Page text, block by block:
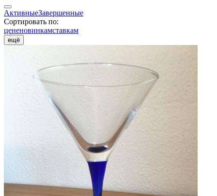
АктивныеЗавершенные
Сортировать по:
цененовинкамставкам
ещё